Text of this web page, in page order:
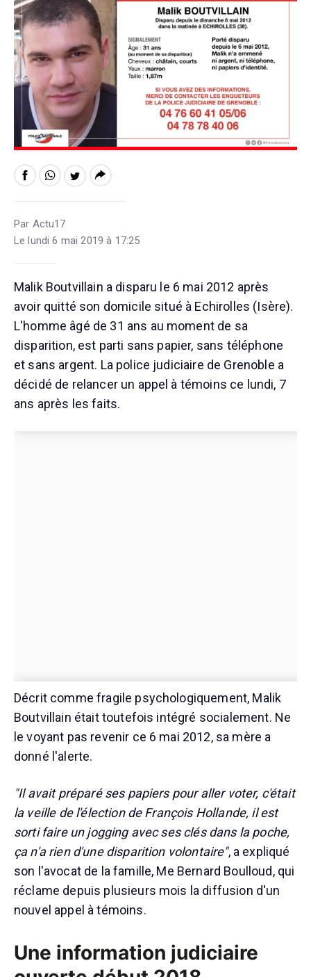
Par Actu17
Le lundi 6 mai 2019 à 17:25
Malik Boutvillain a disparu le 6 mai 2012 après
avoir quitté son domicile situé à Echirolles (Isère).
L'homme âgé de 31 ans au moment de sa
disparition, est parti sans papier, sans téléphone
et sans argent. La police judiciaire de Grenoble a
décidé de relancer un appel à témoins ce lundi, 7
ans après les faits.
Décrit comme fragile psychologiquement, Malik
Boutvillain était toutefois intégré socialement. Ne
le voyant pas revenir ce 6 mai 2012, sa mère a
donné l'alerte.
"Il avait préparé ses papiers pour aller voter, c'était
la veille de l'élection de François Hollande, il est
sorti faire un jogging avec ses clés dans la poche,
ça n'a rien d'une disparition volontaire", a expliqué
son l'avocat de la famille, Me Bernard Boulloud, qui
réclame depuis plusieurs mois la diffusion d'un
nouvel appel à témoins.
Une information judiciaire